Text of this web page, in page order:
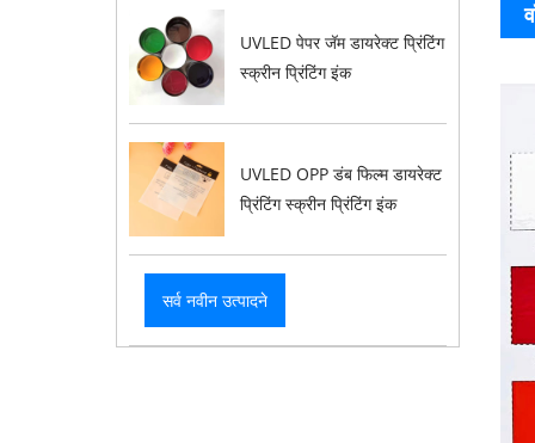
UVLED पेपर जॅम डायरेक्ट प्रिंटिंग
स्क्रीन प्रिंटिंग इंक
UVLED OPP डंब फिल्म डायरेक्ट
प्रिंटिंग स्क्रीन प्रिंटिंग इंक
सर्व नवीन उत्पादने